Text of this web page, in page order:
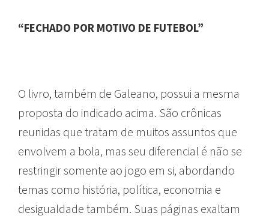
“FECHADO POR MOTIVO DE FUTEBOL”
O livro, também de Galeano, possui a mesma
proposta do indicado acima. São crônicas
reunidas que tratam de muitos assuntos que
envolvem a bola, mas seu diferencial é não se
restringir somente ao jogo em si, abordando
temas como história, política, economia e
desigualdade também. Suas páginas exaltam